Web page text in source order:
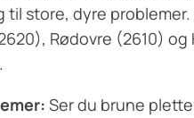
til store, dyre
Rødovre (2610)
Ser du brune